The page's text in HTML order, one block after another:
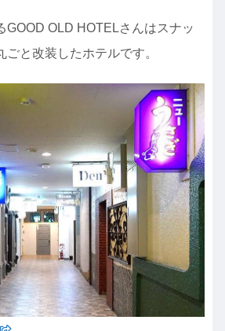
GOOD OLD HOTELさんはスナッ
ごと改装したホテルです。